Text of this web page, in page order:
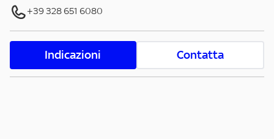
+39 328 651 6080
Indicazioni Contatta